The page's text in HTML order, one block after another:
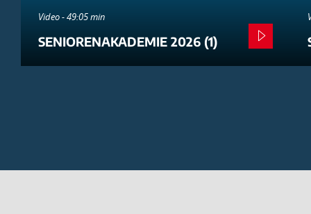
Video - 49:05 min
SENIORENAKADEMIE 2026 (1)